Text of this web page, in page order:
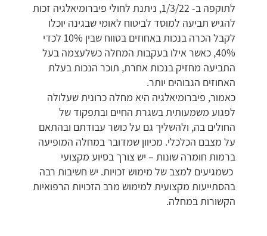
לתוקפה ב- 1/3/22, ניתנת לחולי פיברומיאלגיה זכות
להגיש תביעה למוסד לביטוח לאומי שבגינה יוכלו
לקבל הכרה בנכות באחוזים בטווח שבין 10% לכדי
40%, כאשר אילו בעקבות המחלה כשלעצמה בעל
התביעה מחזיק בנכות אחרת, תוכר הנכות בעלת
האחוזים הגבוהים יותר.
כאמור, פיברומיאלגיה היא מחלה כרונית שעלולה
לפגוע משמעותית בשגרת החיים ובתפקוד של
החולים בה, ולהשליך גם על כושר עבודתם ובהתאם
על מצבם הכלכלי. מכיוון שמדובר במחלה המופיעה
ברמות חומרה שונות – יש צורך בסיוע מקצועי
כשמגיעים למצב של מימוש זכויות. יש חשיבות רבה
בהסתייעות מקצועית למימוש מרב הזכויות הרפואיות
הקשורות במחלה.